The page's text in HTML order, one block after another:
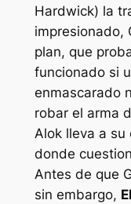
Hardwick) la
impresionado,
plan, que
funcionado si
enmascarado
robar el arma
Alok lleva a su
donde
Antes de que
sin embargo,